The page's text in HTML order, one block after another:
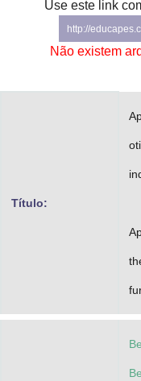
Advocacia-Geral da União
Banco Central do Brasil
Planalto
Use este link
http://
Não existem
Título: